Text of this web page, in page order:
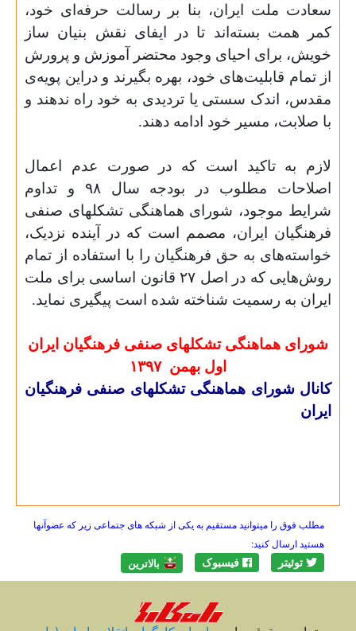
سعادت ملت ایران، بنا بر رسالت حرفه‌ای خود،
کمر همت بسته‌اند تا در ایفای نقش بنیان ساز
خویش، برای احیای وجود محتضر آموزش و پرورش
از تمام قابلیت‌های خود، بهره بگیرند و دراین پویه‌ی
مقدس، اندک سستی یا تردیدی به خود راه ندهند و
با صلابت، مسیر خود ادامه دهند.
لازم به تاکید است که در صورت عدم اعمال
اصلاحات مطلوب در بودجه سال ۹۸ و تداوم
شرایط موجود، شورای هماهنگی تشکلهای صنفی
فرهنگیان ایران، مصمم است که در آینده نزدیک،
خواسته‌های به حق فرهنگیان را با استفاده از تمام
روش‌هایی که در اصل ۲۷ قانون اساسی برای ملت
ایران به رسمیت شناخته شده است پیگیری نماید.
شورای هماهنگی تشکلهای صنفی فرهنگیان ایران
اول بهمن ۱۳۹۷
کانال شورای هماهنگی تشکلهای صنفی فرهنگیان
ایران
مطلب فوق را میتوانید مستقیم به یکی از شبکه های جتماعی زیر که عضوآنها
هستید ارسال کنید:
توئیتر فیسبوک بالاترين